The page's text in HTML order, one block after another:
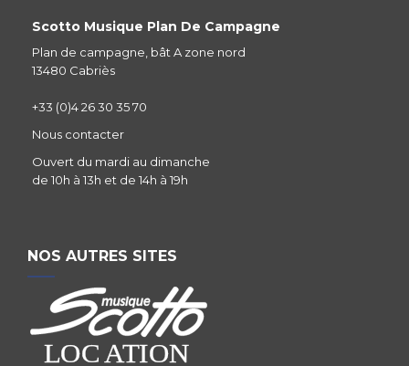
Scotto Musique Plan De Campagne
Plan de campagne, bât A zone nord
13480 Cabriès
+33 (0)4 26 30 35 70
Nous contacter
Ouvert du mardi au dimanche
de 10h à 13h et de 14h à 19h
NOS AUTRES SITES